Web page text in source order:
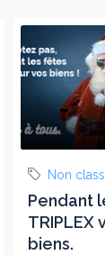
Non
Pendant
TRIPLEX
biens.